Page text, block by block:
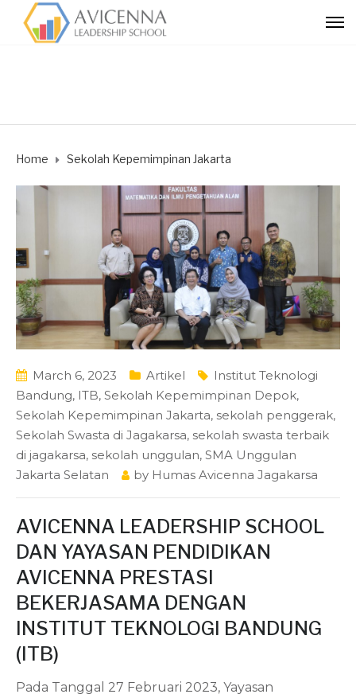
Home Sekolah Kepemimpinan Jakarta
March 6, 2023 Artikel
Institut Teknologi
Bandung, ITB, Sekolah Kepemimpinan Depok,
Sekolah Kepemimpinan Jakarta, sekolah penggerak,
Sekolah Swasta di Jagakarsa, sekolah swasta terbaik
di jagakarsa, sekolah unggulan, SMA Unggulan
Jakarta Selatan
by Humas Avicenna Jagakarsa
AVICENNA LEADERSHIP SCHOOL
DAN YAYASAN PENDIDIKAN
AVICENNA PRESTASI
BEKERJASAMA DENGAN
INSTITUT TEKNOLOGI BANDUNG
(ITB)
Pada Tanggal 27 Februari 2023, Yayasan